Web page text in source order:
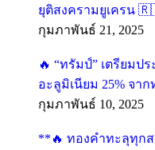
ยุติสงครามยูเครน
กุมภาพันธ์ 21, 2025
“ทรัมป์” เตรียมป
อะลูมิเนียม 25% จา
กุมภาพันธ์ 10, 2025
** ทองคำทะลุทุก